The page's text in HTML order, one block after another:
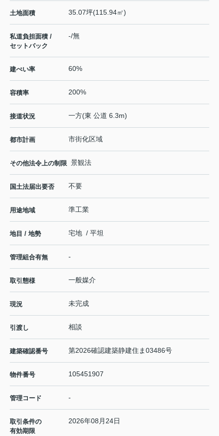
土地面積 35.07坪(115.94㎡)
私道負担面積 /
セットバック
-/無
建ぺい率 60%
容積率 200%
接道状況 一方(東 公道 6.3m)
都市計画 市街化区域
その他法令上の制限 景観法
国土法届出要否 不要
用途地域 準工業
地目 / 地勢 宅地 / 平坦
管理組合有無 -
取引態様 一般媒介
現況 未完成
引渡し 相談
建築確認番号 第2026確認建築静建住ま03486号
物件番号 105451907
管理コード -
取引条件の
有効期限
2026年08月24日